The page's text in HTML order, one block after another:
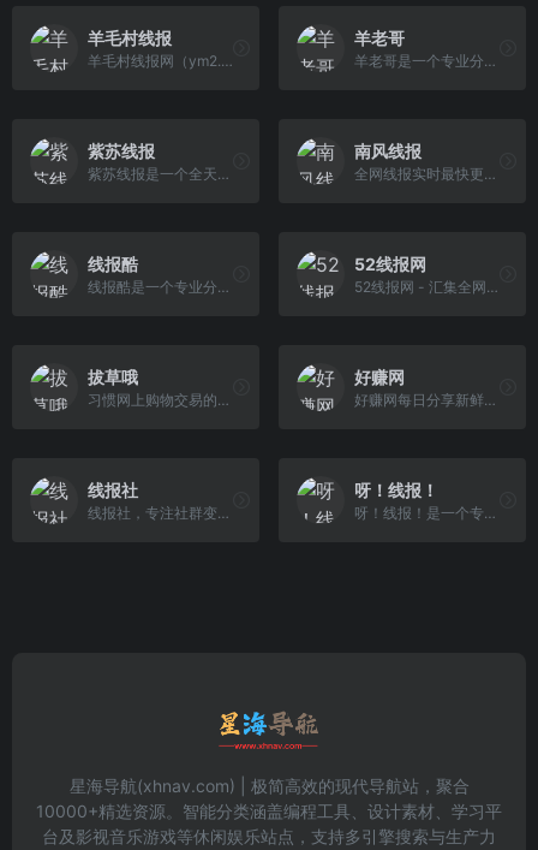
羊毛村线报
羊毛村线报网（ym2.cc）专注为您提供全网一手薅羊毛赚钱线报活动，每天为您提供最新微信荭包、流量话费、免費实物、内部优惠券、任务互助等羊毛线报最新资讯!
羊老哥
羊老哥是一个专业分享各类生活优惠、线上立减、美食优惠、优惠促销等为一体的综合类线报平台。
紫苏线报
紫苏线报是一个全天24小时不间断实时更新的优质羊毛线报网站
南风线报
全网线报实时最快更新的优惠活动、微信红包、免费有奖活动网站、饿了么优惠券、分享京东淘宝聚划算优惠线报群、任务互助等羊毛线报最新资讯!
线报酷
线报酷是一个专业分享各类生活优惠、游玩优惠、好价商品、促销分析、优惠秒杀等为一体的综合类线报平台。另外通过用户中心还可设置布局加载优化，活动筛选，线报推送等功能。
52线报网
52线报网 - 汇集全网优质线报，让你更方便快速的获取活动资讯！
拔草哦
习惯网上购物交易的朋友一定会关注各种优惠省钱快报，本页面介绍最新的全网线报信息，还有各种线报群、线报APP等都可以参与进来。
好赚网
好赚网每日分享新鲜活动线报及各类优惠活动信息，白菜商品，优惠券领取就来好赚网。
线报社
线报社，专注社群变现！每日更新各种线报活动，薅羊毛项目。团队深入开发各种社群玩法并提供线报机器人软件，从社群建立到运营维护，零基础打造自己的社群项目。
呀！线报！
呀！线报！是一个专门为消费者提供线报的网站，汇集了100+线报群，每日更新超值爆料、商品分析、领券促销等信息。
星海导航(xhnav.com) | 极简高效的现代导航站，聚合
10000+精选资源。智能分类涵盖编程工具、设计素材、学习平
台及影视音乐游戏等休闲娱乐站点，支持多引擎搜索与生产力